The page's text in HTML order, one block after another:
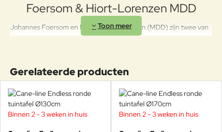
Foersom & Hiort-Lorenzen MDD
Johannes Foersom en Peter Hiort-Lorenzen (MDD) zijn twee van
de meest gerenommeerde en succesvolle meubelontwerpers van
streven naar de hoogste kwaliteit in samenwerking, proces en
product en geloven dat kennis en innovatie fundamenteel zijn.
Door het indrukwekkende gebruik van flexibiliteit lijken de
meubels kleine architectonische wonderen.
Gerelateerde producten
Binnen 2 - 3 weken in huis Binnen 2 - 3 weken in huis